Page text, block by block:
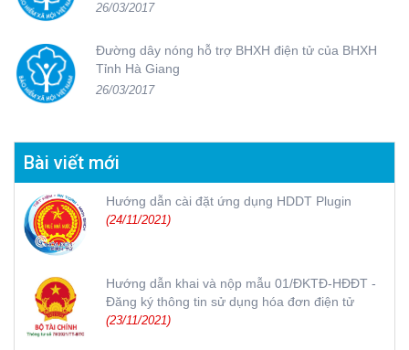
26/03/2017
Đường dây nóng hỗ trợ BHXH điện tử của BHXH
Tỉnh Hà Giang
26/03/2017
Bài viết mới
Hướng dẫn cài đặt ứng dụng HDDT Plugin
(24/11/2021)
Hướng dẫn khai và nộp mẫu 01/ĐKTĐ-HĐĐT -
Đăng ký thông tin sử dụng hóa đơn điện tử
(23/11/2021)